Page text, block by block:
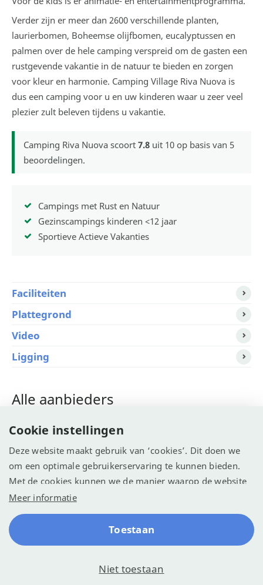
Verder zijn er meer dan 2600 verschillende planten,
laurierbomen, Boheemse olijfbomen, eucalyptussen en
palmen over de hele camping verspreid om de gasten een
rustgevende vakantie in de natuur te bieden en zorgen
voor kleur en harmonie. Camping Village Riva Nuova is
dus een camping voor u en uw kinderen waar u zeer veel
plezier zult beleven tijdens u vakantie.
Camping Riva Nuova scoort 7.8 uit 10 op basis van 5
beoordelingen.
Campings met Rust en Natuur
Gezinscampings kinderen <12 jaar
Sportieve Actieve Vakanties
Faciliteiten
Plattegrond
Video
Ligging
Alle aanbieders
Tip!
Vacanceselect >
Cookie-instellingen
Algemene voorwaarden Contact
Reserveren
Sitemap Privacy
Cookie instellingen
Deze website maakt gebruik van ‘cookies’. Dit doen we
om een optimale gebruikerservaring te kunnen bieden.
Met de cookies kunnen we de manier waarop de website
wordt gebruikt vastleggen en analyseren. We willen
hiermee de website optimaliseren voor een betere
ervaring.
Meer informatie
Toestaan
Niet toestaan